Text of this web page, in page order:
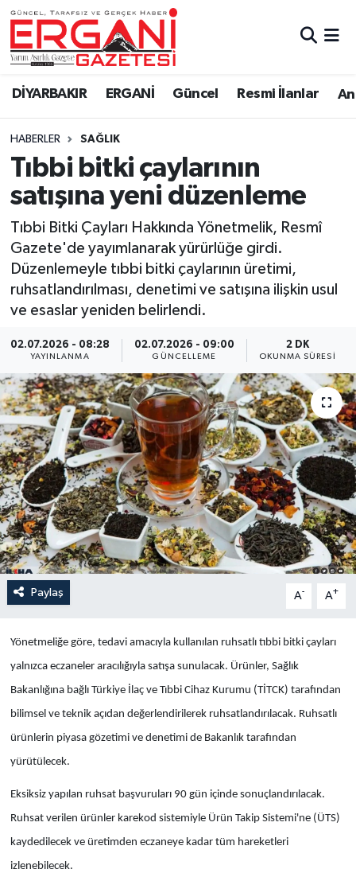
DİYARBAKIR ERGANİ Güncel Resmi İlanlar
HABERLER SAĞLIK
Tıbbi bitki çaylarının
satışına yeni düzenleme
Tıbbi Bitki Çayları Hakkında Yönetmelik, Resmî
Gazete'de yayımlanarak yürürlüğe girdi.
Düzenlemeyle tıbbi bitki çaylarının üretimi,
ruhsatlandırılması, denetimi ve satışına ilişkin usul
ve esaslar yeniden belirlendi.
02.07.2026 - 08:28
YAYINLANMA
02.07.2026 - 09:00
GÜNCELLEME
2 DK
OKUNMA SÜRESI
Paylaş A- A+
Yönetmeliğe göre, tedavi amacıyla kullanılan ruhsatlı tıbbi bitki çayları
yalnızca eczaneler aracılığıyla satışa sunulacak. Ürünler, Sağlık
Bakanlığına bağlı Türkiye İlaç ve Tıbbi Cihaz Kurumu (TİTCK) tarafından
bilimsel ve teknik açıdan değerlendirilerek ruhsatlandırılacak. Ruhsatlı
ürünlerin piyasa gözetimi ve denetimi de Bakanlık tarafından
yürütülecek.
Eksiksiz yapılan ruhsat başvuruları 90 gün içinde sonuçlandırılacak.
Ruhsat verilen ürünler karekod sistemiyle Ürün Takip Sistemi'ne (ÜTS)
kaydedilecek ve üretimden eczaneye kadar tüm hareketleri
izlenebilecek.
DİYARBAKIR
BİSMİL
BAĞLAR
ERGANİ
Güncel
Resmi İlanlar
Sağlık
Si̇yaset
Spor
Yaşam
Anali̇z
Bi̇li̇m & Teknoloji̇
Dünya
Eği̇ti̇m
Ergani Nöbetçi Eczaneler
Ergani Hava Durumu
Ergani Trafik Yoğunluk Haritası
Süper Lig Puan Durumu ve Fikstür
Tüm Manşetler
Son Dakika Haberleri
Haber Arşivi